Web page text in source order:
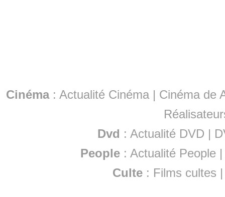
Cinéma: Actualité Cinéma | Cinéma de
Dvd : Actualité DVD |
People :Actualité People
Culte : Films cultes